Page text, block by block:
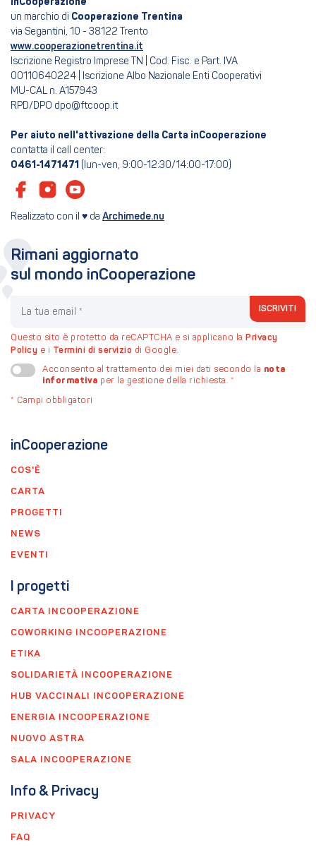
inCooperazione
un marchio di Cooperazione Trentina
via Segantini, 10 - 38122 Trento
www.cooperazionetrentina.it
Iscrizione Registro Imprese TN | Cod. Fisc. e Part. IVA
00110640224 | Iscrizione Albo Nazionale Enti Cooperativi
MU-CAL n. A157943
RPD/DPO dpo@ftcoop.it
Per aiuto nell'attivazione della Carta inCooperazione
contatta il call center:
0461-1471471 (lun-ven, 9:00-12:30/14:00-17:00)
Realizzato con il ♥ da Archimede.nu
inCooperazione
COS'È
CARTA
PROGETTI
NEWS
EVENTI
I progetti
CARTA INCOOPERAZIONE
COWORKING INCOOPERAZIONE
ETIKA
SOLIDARIETÀ INCOOPERAZIONE
HUB VACCINALI INCOOPERAZIONE
ENERGIA INCOOPERAZIONE
NUOVO ASTRA
SALA INCOOPERAZIONE
Info & Privacy
PRIVACY
FAQ
Rimani aggiornato
sul mondo inCooperazione
ISCRIVITI
Questo sito è protetto da reCAPTCHA e si applicano la Privacy
Policy e i Termini di servizio di Google.
Acconsento al trattamento dei miei dati secondo la nota
informativa per la gestione della richiesta. *
* Campi obbligatori